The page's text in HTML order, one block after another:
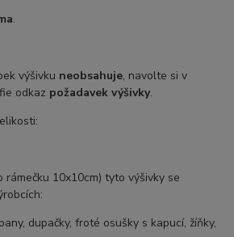
.
výšivku neobsahuje, navolte si v
odkaz požadavek výšivky.
rámečku 10x10cm) tyto výšivky se
dupačky, froté osušky s kapucí, žíňky,